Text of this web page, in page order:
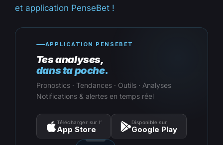
et application PenseBet !
APPLICATION PENSEBET
Tes analyses,
dans ta poche.
Pronostics · Tendances · Outils · Analyses
Notifications & alertes en temps réel
Télécharger sur l’
App Store
Disponible sur
Google Play